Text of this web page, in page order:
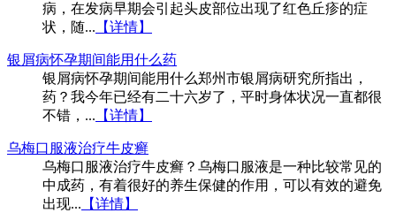
病，在发病早期会引起头皮部位出现了红色丘疹的症
状，随... 【详情】
银屑病怀孕期间能用什么药
银屑病怀孕期间能用什么郑州市银屑病研究所指出，
药？我今年已经有二十六岁了，平时身体状况一直都很
不错，... 【详情】
乌梅口服液治疗牛皮癣
乌梅口服液治疗牛皮癣？乌梅口服液是一种比较常见的
中成药，有着很好的养生保健的作用，可以有效的避免
出现... 【详情】